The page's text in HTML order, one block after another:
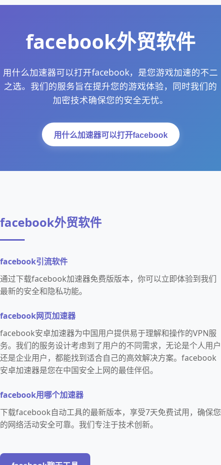
facebook外贸软件
用什么加速器可以打开facebook，是您游戏加速的不二
之选。我们的服务旨在提升您的游戏体验，同时我们的
加密技术确保您的安全无忧。
用什么加速器可以打开facebook
facebook外贸软件
facebook引流软件
通过下载facebook加速器免费版版本，你可以立即体验到我们
最新的安全和隐私功能。
facebook网页加速器
facebook安卓加速器为中国用户提供易于理解和操作的VPN服
务。我们的服务设计考虑到了用户的不同需求，无论是个人用户
还是企业用户，都能找到适合自己的高效解决方案。facebook
安卓加速器是您在中国安全上网的最佳伴侣。
facebook用哪个加速器
下载facebook自动工具的最新版本，享受7天免费试用，确保您
的网络活动安全可靠。我们专注于技术创新。